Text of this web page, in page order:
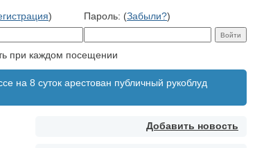
) Пароль: (Забыли?)
при каждом посещении
на 8 суток арестован публичный рукоблуд
Добавить новость